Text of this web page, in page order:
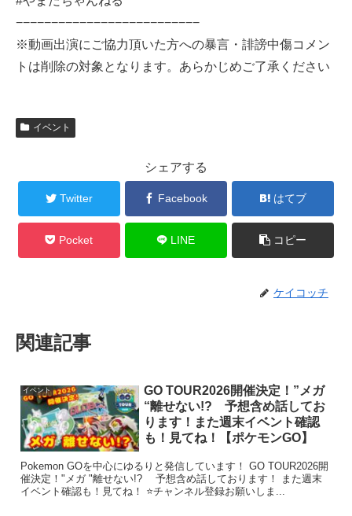
−−−−−−−−−−−−−−−−−−−−−−−−−−
※動画出演にご協力頂いた方への暴言・誹謗中傷コメン
トは削除の対象となります。あらかじめご了承ください
イベント
シェアする
Twitter Facebook はてブ
Pocket LINE コピー
ケイコッチ
関連記事
イベント
GO TOUR2026開催決定！”メガ
“離せない!? 予想含め話してお
ります！また週末イベント確認
も！見てね！【ポケモンGO】
Pokemon GOを中心にゆるりと発信しています！ GO TOUR2026開
催決定！"メガ "離せない!? 予想含め話しております！ また週末
イベント確認も！見てね！ ⭐️チャンネル登録お願いしま...